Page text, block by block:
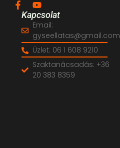
Kapcsolat
Email:
gyseellatas@gmail.com
Üzlet: 06 1 608 9210
Szaktanácsadás: +36
20 383 8359